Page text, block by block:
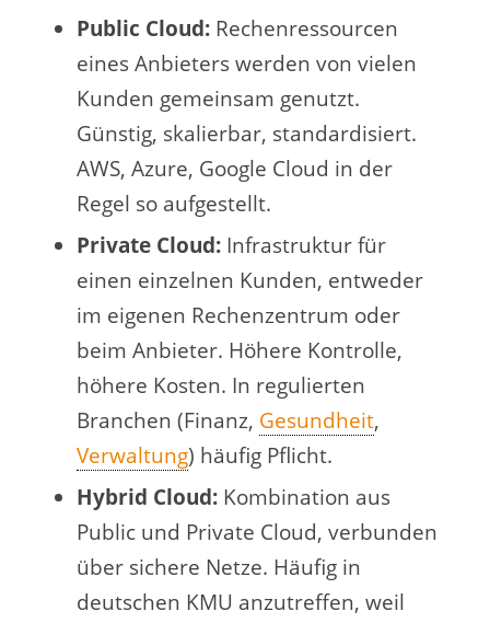
Public Cloud: Rechenressourcen
eines Anbieters werden von vielen
Kunden gemeinsam genutzt.
Günstig, skalierbar, standardisiert.
AWS, Azure, Google Cloud in der
Regel so aufgestellt.
Private Cloud: Infrastruktur für
einen einzelnen Kunden, entweder
im eigenen Rechenzentrum oder
beim Anbieter. Höhere Kontrolle,
höhere Kosten. In regulierten
Branchen (Finanz, Gesundheit,
Verwaltung) häufig Pflicht.
Hybrid Cloud: Kombination aus
Public und Private Cloud, verbunden
über sichere Netze. Häufig in
deutschen KMU anzutreffen, weil